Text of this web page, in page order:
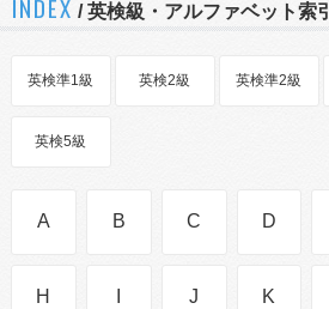
INDEX / 英検級・アルファベット索引
英検準1級 英検2級 英検準2級
英検5級
A B C D
H J K